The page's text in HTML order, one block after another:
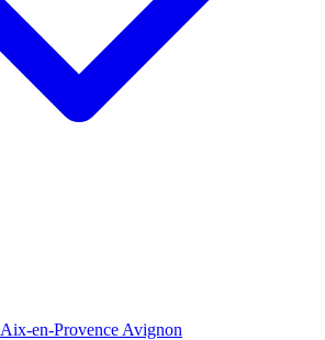
Aix-en-Provence Avignon